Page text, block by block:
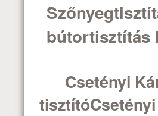
bútortisztítás
Csetényi